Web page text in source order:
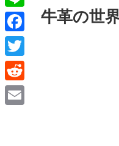
牛革の世
L
i
n
e
F
a
c
e
T
w
i
R